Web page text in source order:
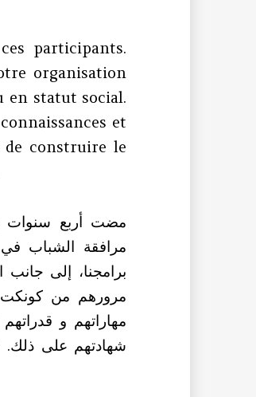
participants.
organisation
en statut social.
et
construire le
مضت أربع سنوات
مرافقة الشباب
برامجنا، إلى
مرورهم من كونكت
مهاراتهم و
شهادتهم على ذلك.